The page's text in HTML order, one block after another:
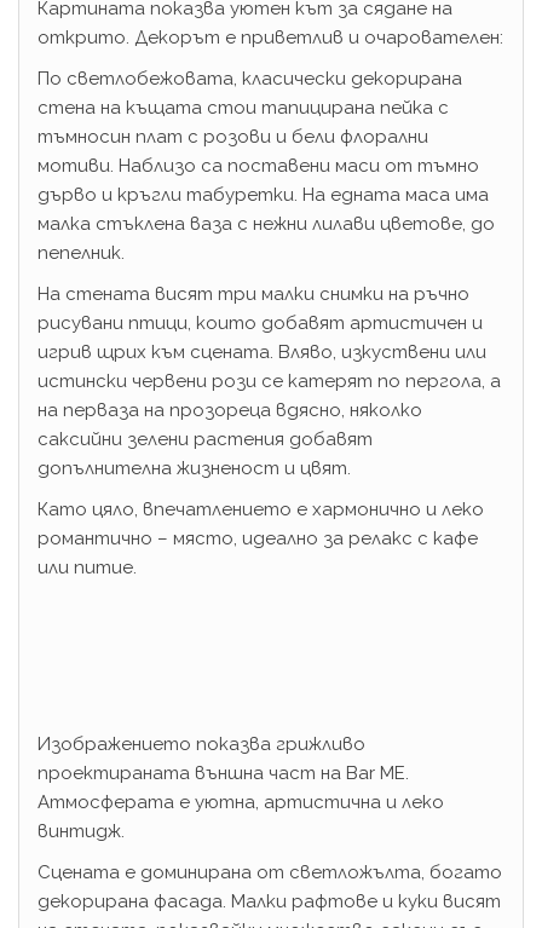
Картината показва уютен кът за сядане на
открито. Декорът е приветлив и очарователен:
По светлобежовата, класически декорирана
стена на къщата стои тапицирана пейка с
тъмносин плат с розови и бели флорални
мотиви. Наблизо са поставени маси от тъмно
дърво и кръгли табуретки. На едната маса има
малка стъклена ваза с нежни лилави цветове, до
пепелник.
На стената висят три малки снимки на ръчно
рисувани птици, които добавят артистичен и
игрив щрих към сцената. Вляво, изкуствени или
истински червени рози се катерят по пергола, а
на перваза на прозореца вдясно, няколко
саксийни зелени растения добавят
допълнителна жизненост и цвят.
Като цяло, впечатлението е хармонично и леко
романтично – място, идеално за релакс с кафе
или питие.
Изображението показва грижливо
проектираната външна част на Bar ME.
Атмосферата е уютна, артистична и леко
винтидж.
Сцената е доминирана от светложълта, богато
декорирана фасада. Малки рафтове и куки висят